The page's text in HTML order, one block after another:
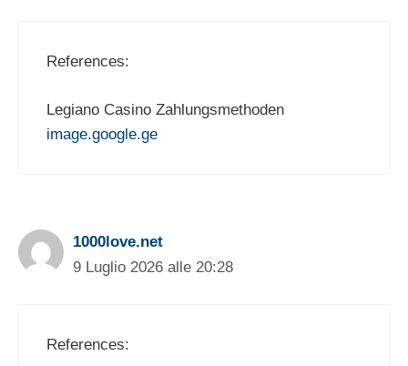
References:
Legiano Casino Zahlungsmethoden
image.google.ge
1000love.net
9 Luglio 2026 alle 20:28
References: